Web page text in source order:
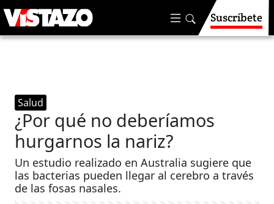
Suscríbete
Salud
¿Por qué no deberíamos
hurgarnos la nariz?
Un estudio realizado en Australia sugiere que
las bacterias pueden llegar al cerebro a través
de las fosas nasales.